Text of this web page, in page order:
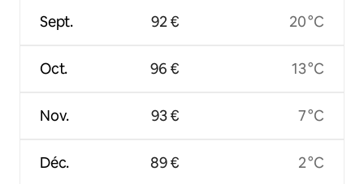
Sept.
Oct.
Nov.
Déc.
92 €
96 €
93 €
89 €
20 °C
13 °C
7 °C
2 °C